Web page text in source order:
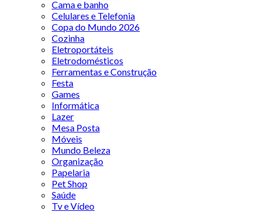
Cama e banho
Celulares e Telefonia
Copa do Mundo 2026
Cozinha
Eletroportáteis
Eletrodomésticos
Ferramentas e Construção
Festa
Games
Informática
Lazer
Mesa Posta
Móveis
Mundo Beleza
Organização
Papelaria
Pet Shop
Saúde
Tv e Vídeo